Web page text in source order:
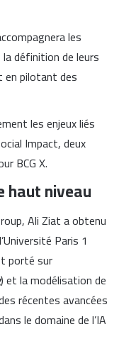
les
définition de leurs
en pilotant des
les enjeux liés
Impact, deux
BCG X.
haut niveau
Ali Ziat a obtenu
Paris 1
porté sur
) et la modélisation de
récentes avancées
le domaine de l’IA